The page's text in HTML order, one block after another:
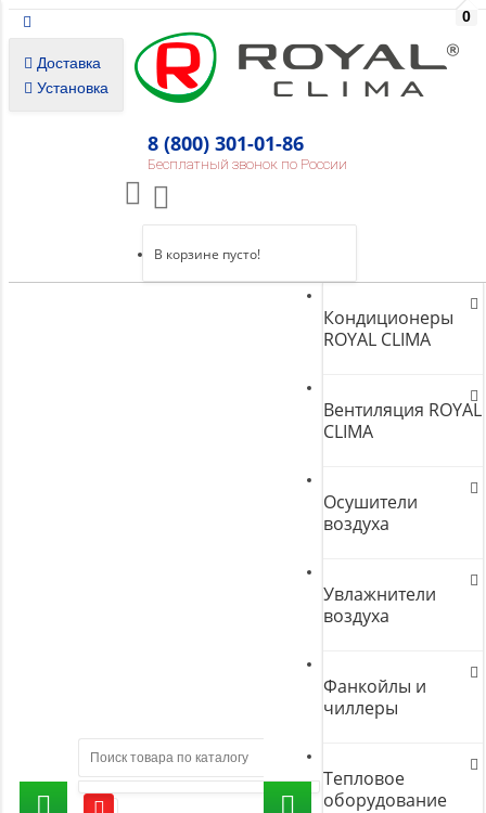
Доставка
Установка
8 (800) 301-01-86
Бесплатный звонок по России
0
В корзине пусто!
Кондиционеры
ROYAL CLIMA
Вентиляция ROYAL
CLIMA
Осушители
воздуха
Увлажнители
воздуха
Фанкойлы и
чиллеры
Тепловое
оборудование